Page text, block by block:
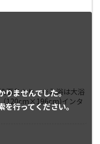
りませんでした。
を行ってください。
面台あり ※入浴は大浴
120cm×196cm)インタ